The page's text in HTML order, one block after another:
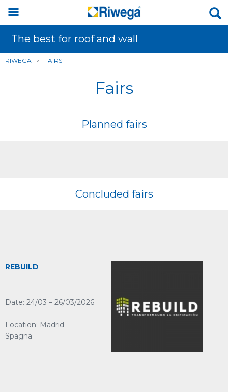
The best for roof and wall
RIWEGA > FAIRS
Fairs
Planned fairs
Concluded fairs
REBUILD
Date: 24/03 – 26/03/2026
Location: Madrid –
Spagna